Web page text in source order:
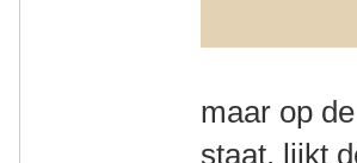
maar op
staat, lijkt